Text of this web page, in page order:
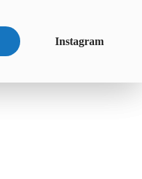
Instagram